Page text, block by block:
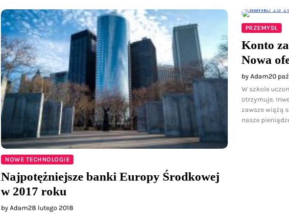
NOWE TECHNOLOGIE
Najpotężniejsze banki Europy Środkowej
w 2017 roku
by Adam28 lutego 2018
PRZEMYSŁ
Konto
Nowa
by Adam20
W szkole
otrzymuje.
zawsze wiążą
nasze